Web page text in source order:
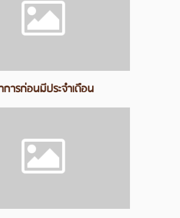
การก่อนมีประจำเดือน